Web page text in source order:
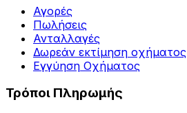
Αγορές
Πωλήσεις
Ανταλλαγές
Δωρεάν εκτίμηση οχήματος
Εγγύηση Οχήματος
Τρόποι Πληρωμής